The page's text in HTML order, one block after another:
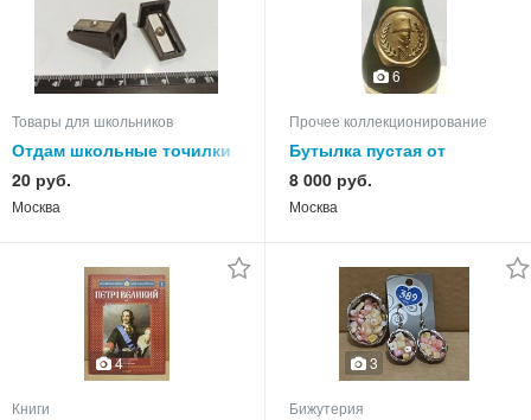
Товары для школьников
Отдам школьные точилки
карандашей, из СССР.
20 руб.
Москва
6
Прочее коллекционирование
Бутылка пустая от
Napoleon, редкая
8 000 руб.
Москва
4
Книги
3
Бижутерия